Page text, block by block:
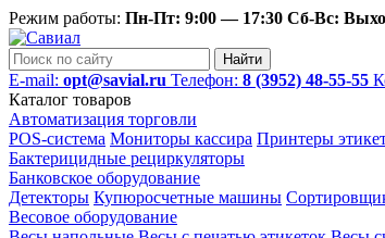
Режим работы: Пн-Пт: 9:00 — 17:30 Сб-Вс:
Найти
E-mail: opt@savial.ru Телефон: 8 (3952) 48-55-55
Каталог товаров
Автоматизация торговли
POS-система Мониторы кассира Принтеры
Бактерицидные рециркуляторы
Банковское оборудование
Детекторы Купюросчетные машины
Весовое оборудование